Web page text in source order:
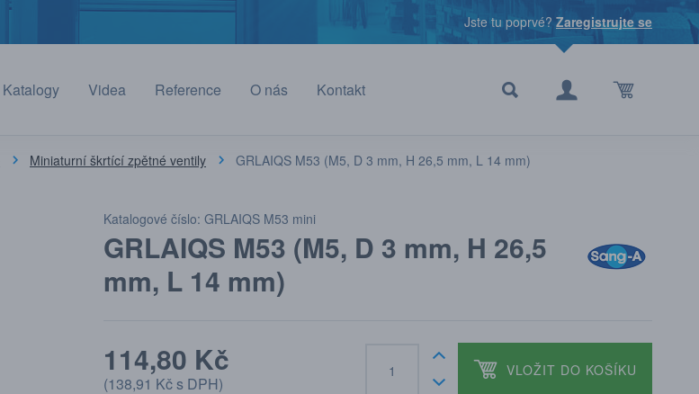
Jste tu poprvé? Zaregistrujte se
Katalogy Videa Reference O nás Kontakt
Miniaturní škrtící zpětné ventily GRLAIQS M53 (M5, D 3 mm, H 26,5 mm, L 14 mm)
Katalogové číslo: GRLAIQS M53 mini
GRLAIQS M53 (M5, D 3 mm, H 26,5
mm, L 14 mm)
114,80 Kč
(138,91 Kčs DPH)
VLOŽIT DO KOŠÍKU